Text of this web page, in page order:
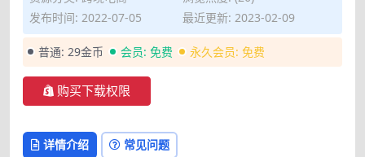
发布时间: 2022-07-05
最近更新: 2023-02-09
普通: 29金币 会员: 免费 永久会员: 免费
购买下载权限
详情介绍 常见问题